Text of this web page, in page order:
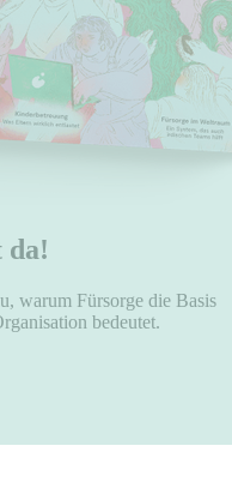
da!
warum Fürsorge die Basis
bedeutet.